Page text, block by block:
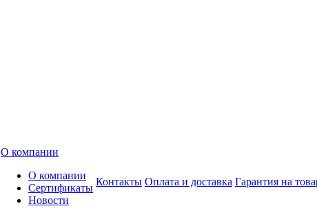
О компании
О компании
Сертификаты
Новости
Контакты Оплата и доставка Гарантия на